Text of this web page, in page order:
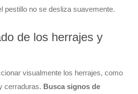
pestillo no se desliza suavemente.
de los herrajes y
visualmente los herrajes, como
cerraduras. Busca signos de